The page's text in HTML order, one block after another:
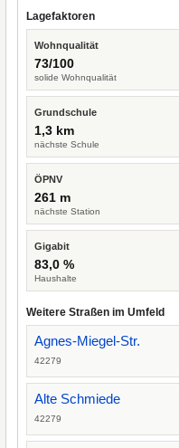
Lagefaktoren
Wohnqualität
73/100
solide Wohnqualität
Grundschule
1,3 km
nächste Schule
ÖPNV
261 m
nächste Station
Gigabit
83,0 %
Haushalte
Weitere Straßen im Umfeld
Agnes-Miegel-Str.
42279
Alte Schmiede
42279